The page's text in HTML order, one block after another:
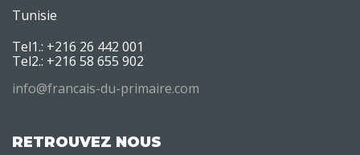
Tunisie
Tel1.: +216 26 442 001
Tel2.: +216 58 655 902
info@francais-du-primaire.com
RETROUVEZ NOUS